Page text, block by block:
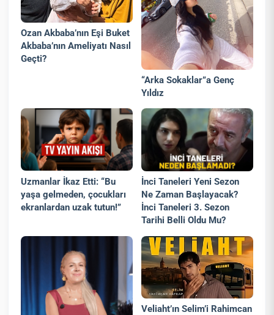
Ozan Akbaba’nın Eşi Buket
Akbaba’nın Ameliyatı Nasıl
Geçti?
“Arka Sokaklar”a Genç
Yıldız
Uzmanlar İkaz Etti: “Bu
yaşa gelmeden, çocukları
ekranlardan uzak tutun!”
İnci Taneleri Yeni Sezon
Ne Zaman Başlayacak?
İnci Taneleri 3. Sezon
Tarihi Belli Oldu Mu?
Veliaht’ın Selim’i Rahimcan